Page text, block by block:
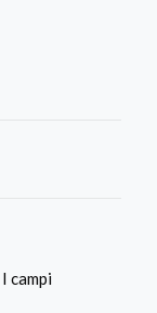
I campi